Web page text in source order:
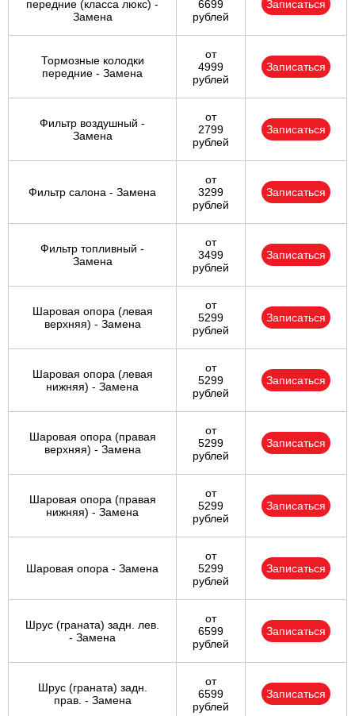
передние (класса люкс) -
Замена
6699
рублей
Записаться
Тормозные колодки
передние - Замена
от
4999
рублей
Записаться
Фильтр воздушный -
Замена
от
2799
рублей
Записаться
Фильтр салона - Замена
от
3299
рублей
Записаться
Фильтр топливный -
Замена
от
3499
рублей
Записаться
Шаровая опора (левая
верхняя) - Замена
от
5299
рублей
Записаться
Шаровая опора (левая
нижняя) - Замена
от
5299
рублей
Записаться
Шаровая опора (правая
верхняя) - Замена
от
5299
рублей
Записаться
Шаровая опора (правая
нижняя) - Замена
от
5299
рублей
Записаться
Шаровая опора - Замена
от
5299
рублей
Записаться
Шрус (граната) задн. лев.
- Замена
от
6599
рублей
Записаться
Шрус (граната) задн.
прав. - Замена
от
6599
рублей
Записаться